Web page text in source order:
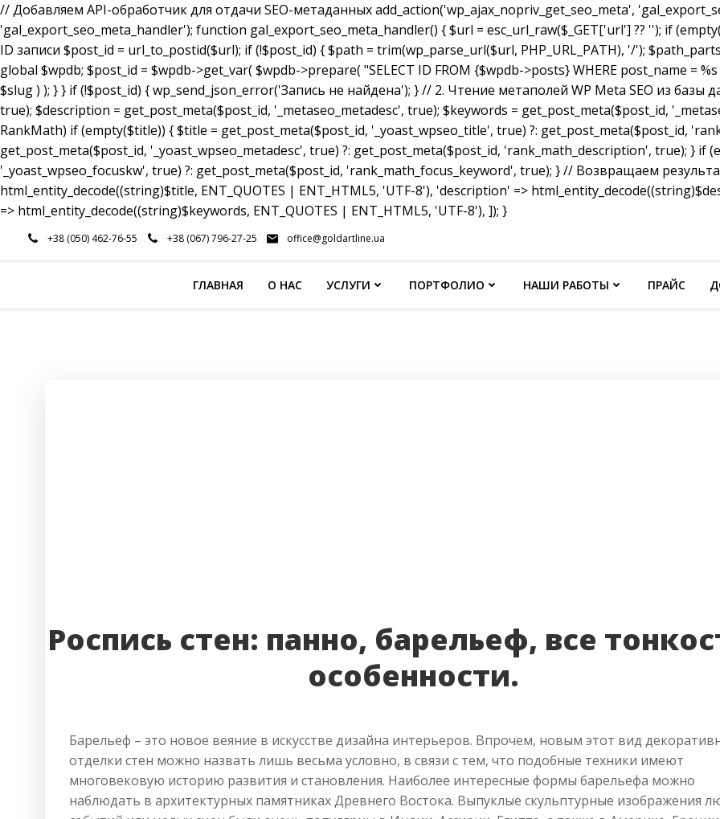
// Добавляем API-обработчик для отдачи SEO-метаданных add_action('wp_ajax_nopriv_get_seo_meta',
'gal_export_seo_meta_handler'); function gal_export_seo_meta_handler() { $url = esc_url_raw($_GET['url'] ?? ''); if
ID записи $post_id = url_to_postid($url); if (!$post_id) { $path = trim(wp_parse_url($url, PHP_URL_PATH), '/');
global $wpdb; $post_id = $wpdb->get_var( $wpdb->prepare( "SELECT ID FROM {$wpdb->posts} WHERE post_name =
$slug ) ); } } if (!$post_id) { wp_send_json_error('Запись не найдена'); } // 2. Чтение метаполей WP Meta SEO из
true); $description = get_post_meta($post_id, '_metaseo_metadesc', true); $keywords = get_post_meta($post_id,
RankMath) if (empty($title)) { $title = get_post_meta($post_id, '_yoast_wpseo_title', true) ?: get_post_meta($post_id,
get_post_meta($post_id, '_yoast_wpseo_metadesc', true) ?: get_post_meta($post_id, 'rank_math_description', true); } if
'_yoast_wpseo_focuskw', true) ?: get_post_meta($post_id, 'rank_math_focus_keyword', true); } // Возвращаем
html_entity_decode((string)$title, ENT_QUOTES | ENT_HTML5, 'UTF-8'), 'description' =>
=> html_entity_decode((string)$keywords, ENT_QUOTES | ENT_HTML5, 'UTF-8'), ]); }
Перейти+38 (050) 462-76-55 +38 (067) 796-27-25 office@goldartline.ua
ГЛАВНАЯ О НАС УСЛУГИ ПОРТФОЛИО НАШИ РАБОТЫ ПРАЙС
Роспись стен: панно, барельеф, все
особенности.
Барельеф – это новое веяние в искусстве дизайна интерьеров. Впрочем, новым этот вид
отделки стен можно назвать лишь весьма условно, в связи с тем, что подобные техники имеют
многовековую историю развития и становления. Наиболее интересные формы барельефа можно
наблюдать в архитектурных памятниках Древнего Востока. Выпуклые скульптурные изображения